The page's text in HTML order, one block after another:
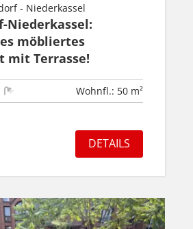
- Niederkassel
Niederkassel:
möbliertes
mit Terrasse!
Wohnfl.: 50 m²
DETAILS